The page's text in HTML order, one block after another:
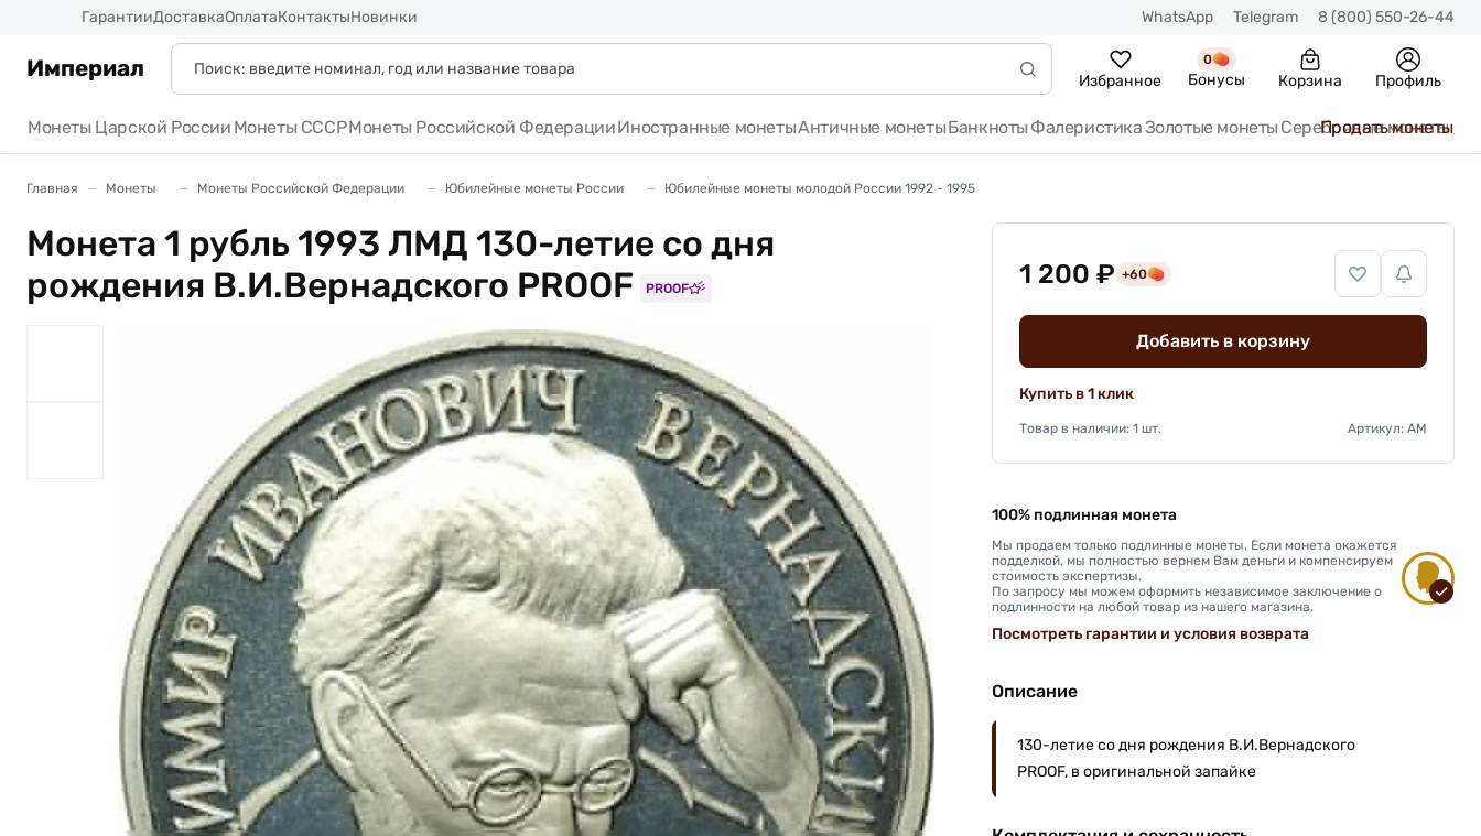
ГарантииДоставкаОплатаКонтактыНовинки WhatsApp Telegram 8 (800) 550-26-44
Империал Избранное
0
Бонусы Корзина Профиль
Монеты Царской России Монеты СССРМонеты Российской ФедерацииИностранные монетыАнтичные монетыБанкноты ФалеристикаЗолотые монеты Серебряные монеты
Продать монеты
Главная Монеты Монеты Российской Федерации Юбилейные монеты России Юбилейные монеты молодой России 1992 - 1995
Монета 1 рубль 1993 ЛМД 130-летие со дня
рождения В.И.Вернадского PROOF
PROOF 1 200 ₽ +60
Добавить в корзину
Купить в 1 клик
Товар в наличии: 1 шт. Артикул: АМ
100% подлинная монета
Мы продаем только подлинные монеты. Если монета окажется
подделкой, мы полностью вернем Вам деньги и компенсируем
стоимость экспертизы.
По запросу мы можем оформить независимое заключение о
подлинности на любой товар из нашего магазина.
Посмотреть гарантии и условия возврата
Описание
130-летие со дня рождения В.И.Вернадского
PROOF, в оригинальной запайке